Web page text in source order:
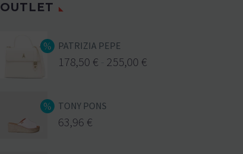
OUTLET
PATRIZIA PEPE
178,50 € 255,00 €
TONY PONS
63,96 €